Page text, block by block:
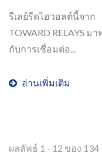
รีเลย์รีดไฮวอลต์นี้จาก
TOWARD RELAYS ม
กับการเชื่อมต่อ...
อ่านเพิ่มเติม
ผลลัพธ์ 1 - 12 ของ 134